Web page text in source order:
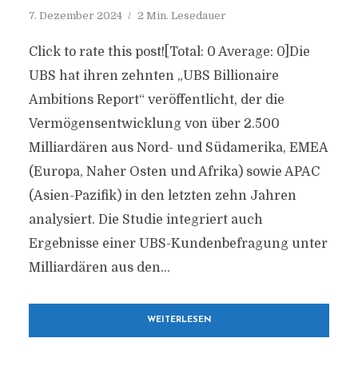
7. Dezember 2024 2 Min. Lesedauer
Click to rate this post![Total: 0 Average: 0]Die
UBS hat ihren zehnten „UBS Billionaire
Ambitions Report“ veröffentlicht, der die
Vermögensentwicklung von über 2.500
Milliardären aus Nord- und Südamerika, EMEA
(Europa, Naher Osten und Afrika) sowie APAC
(Asien-Pazifik) in den letzten zehn Jahren
analysiert. Die Studie integriert auch
Ergebnisse einer UBS-Kundenbefragung unter
Milliardären aus den...
WEITERLESEN